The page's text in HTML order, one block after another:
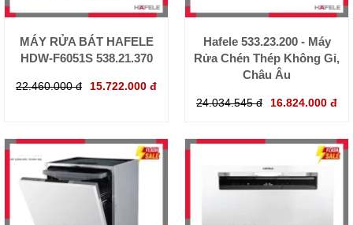
MÁY RỬA BÁT HAFELE
HDW-F6051S 538.21.370
22.460.000 đ 15.722.000 đ
Hafele 533.23.200 - Máy
Rửa Chén Thép Không Gỉ,
Châu Âu
24.034.545 đ 16.824.000 đ